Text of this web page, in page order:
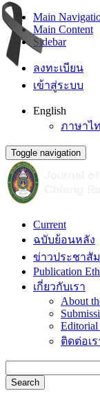
Main
Main Content
Sidebar
ลงทะเบียน
เข้าสู่ระบบ
English
ภาษาไ
Toggle navigation
Current
ฉบับย้อนหลัง
ข่าวประชาสั
Publication
เกี่ยวกับเรา
About
Editorial
ติดต่อเร
Search